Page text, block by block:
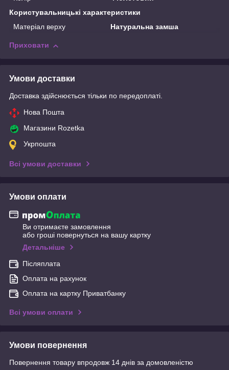
Користувальницькі характеристики
Матеріал верху
Натуральна замша
Приховати
Умови доставки
Доставка здійснюється тільки по передоплаті.
Нова Пошта
Магазини Rozetka
Укрпошта
Всі умови доставки
Умови оплати
Ви отримаєте замовлення
або гроші повернуться на вашу картку
Детальніше
Післяплата
Оплата на рахунок
Оплата на картку Приватбанку
Всі умови оплати
Умови повернення
Повернення товару впродовж 14 днів за домовленістю